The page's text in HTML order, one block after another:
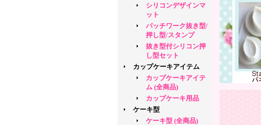
シリコンデザインマ
ット
パッチワーク抜き型/
押し型/スタンプ
抜き型付シリコン押
し型セット
カップケーキアイテム
カップケーキアイテ
ム (全商品)
カップケーキ用品
ケーキ型
ケーキ型 (全商品)